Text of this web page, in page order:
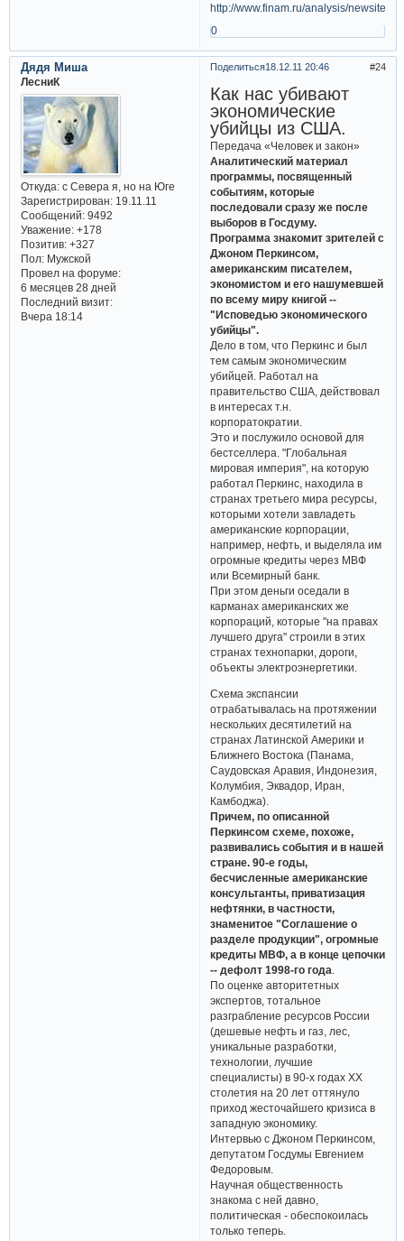
http://www.finam.ru/analysis/
0
Поделиться 24
18.12.11 20:46
Дядя Миша
ЛесниК
Откуда:с Севера я, но на Юге
Зарегистрирован: 19.11.11
Сообщений:9492
Уважение: +178
Позитив: +327
Пол:Мужской
Провел на форуме:
6 месяцев 28 дней
Последний визит:
Вчера 18:14
Как нас убивают
экономические
убийцы из США.
Передача «Человек и закон»
Аналитический материал
программы, посвященный
событиям, которые
последовали сразу же после
выборов в Госдуму.
Программа знакомит зрителей с
Джоном Перкинсом,
американским писателем,
экономистом и его нашумевшей
по всему миру книгой --
"Исповедью экономического
убийцы".
Дело в том, что Перкинс и был
тем самым экономическим
убийцей. Работал на
правительство США, действовал
в интересах т.н.
корпоратократии.
Это и послужило основой для
бестселлера. "Глобальная
мировая империя", на которую
работал Перкинс, находила в
странах третьего мира ресурсы,
которыми хотели завладеть
американские корпорации,
например, нефть, и выделяла им
огромные кредиты через МВФ
или Всемирный банк.
При этом деньги оседали в
карманах американских же
корпораций, которые "на правах
лучшего друга" строили в этих
странах технопарки, дороги,
объекты электроэнергетики.
Схема экспансии
отрабатывалась на протяжении
нескольких десятилетий на
странах Латинской Америки и
Ближнего Востока (Панама,
Саудовская Аравия, Индонезия,
Колумбия, Эквадор, Иран,
Камбоджа).
Причем, по описанной
Перкинсом схеме, похоже,
развивались события и в нашей
стране. 90-е годы,
бесчисленные американские
консультанты, приватизация
нефтянки, в частности,
знаменитое "Соглашение о
разделе продукции", огромные
кредиты МВФ, а в конце цепочки
-- дефолт 1998-го года
По оценке авторитетных
экспертов, тотальное
разграбление ресурсов России
(дешевые нефть и газ, лес,
уникальные разработки,
технологии, лучшие
специалисты) в 90-х годах ХХ
столетия на 20 лет оттянуло
приход жесточайшего кризиса в
западную экономику.
Интервью с Джоном Перкинсом,
депутатом Госдумы Евгением
Федоровым.
Научная общественность
знакома с ней давно,
политическая - обеспокоилась
только теперь.